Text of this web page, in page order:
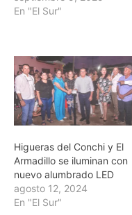
En "El Sur"
Higueras del Conchi y El
Armadillo se iluminan con
nuevo alumbrado LED
agosto 12, 2024
En "El Sur"